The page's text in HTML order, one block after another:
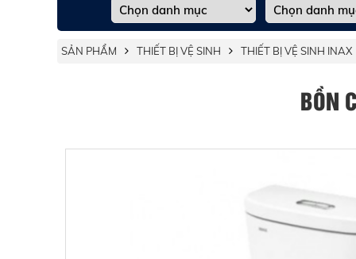
SẢN PHẨM THIẾT BỊ VỆ SINH THIẾT BỊ VỆ SINH INAX
BỒN